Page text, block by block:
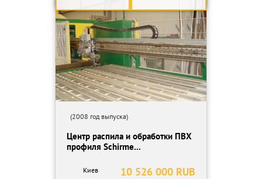
(2008 год выпуска)
Центр распила и обработки ПВХ
профиля Schirme...
10 526 000 RUB
Киев